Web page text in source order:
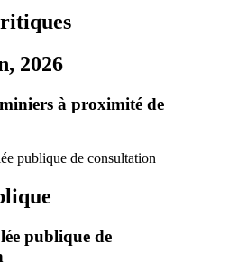
2026
à proximité de
publique de